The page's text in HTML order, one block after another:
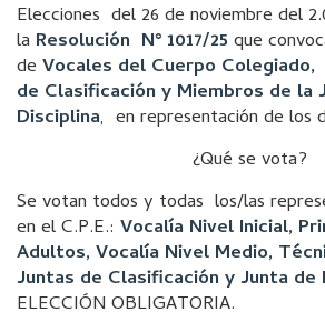
Elecciones del 26 de noviembre del
la Resolución N° 1017/25 que
de Vocales del Cuerpo
de Clasificación y Miembros de la
Disciplina, en representación de los
¿Qué se vota?
Se votan todos y todas los/las
en el C.P.E.: Vocalía Nivel Inicial,
Adultos, Vocalía Nivel Medio,
Juntas de Clasificación y Junta de
ELECCIÓN OBLIGATORIA.